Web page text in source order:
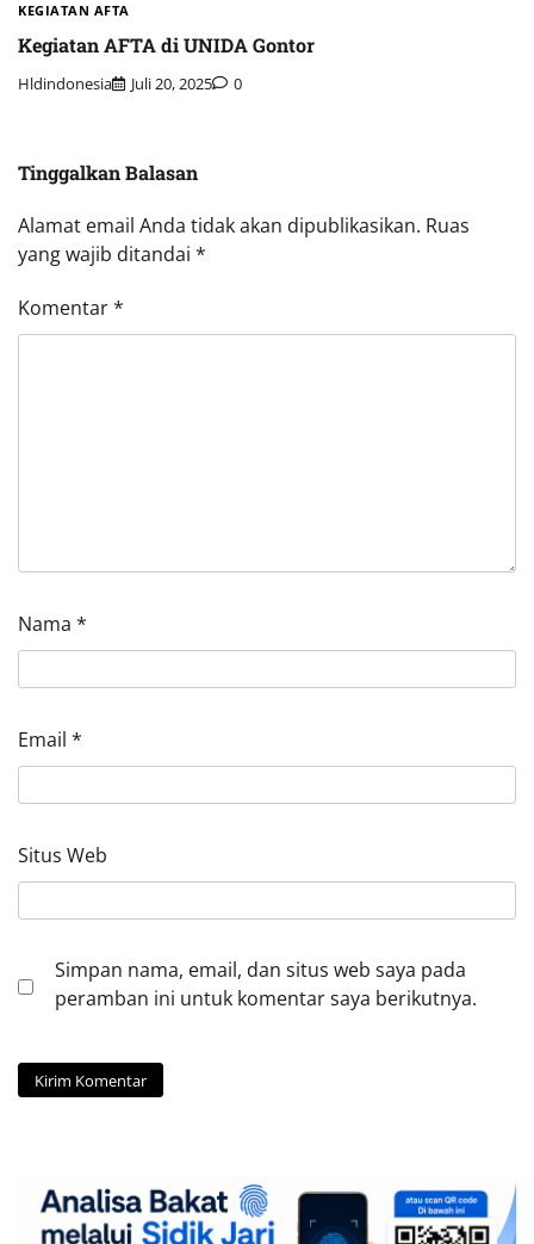
KEGIATAN AFTA
Kegiatan AFTA di UNIDA Gontor
Hldindonesia Juli 20, 2025 0
Tinggalkan Balasan
Alamat email Anda tidak akan dipublikasikan. Ruas
yang wajib ditandai *
Komentar*
Nama *
Email *
Situs Web
Simpan nama, email, dan situs web saya pada
peramban ini untuk komentar saya berikutnya.